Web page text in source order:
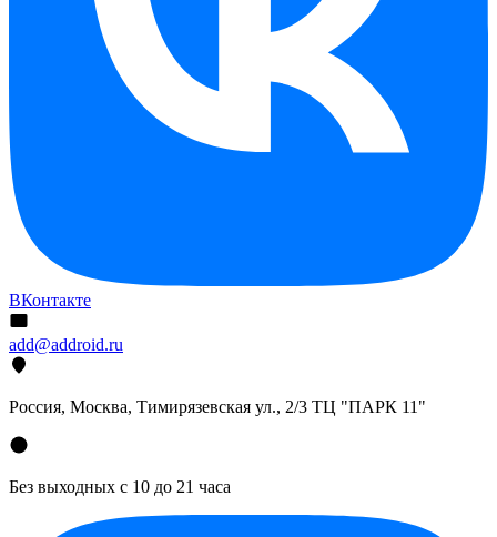
ВКонтакте
add@addroid.ru
Россия, Москва, Тимирязевская ул., 2/3 ТЦ "ПАРК 11"
Без выходных с 10 до 21 часа